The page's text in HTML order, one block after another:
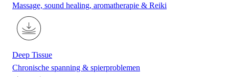
Massage, sound healing, aromatherapie & Reiki
Deep Tissue
Chronische spanning & spierproblemen